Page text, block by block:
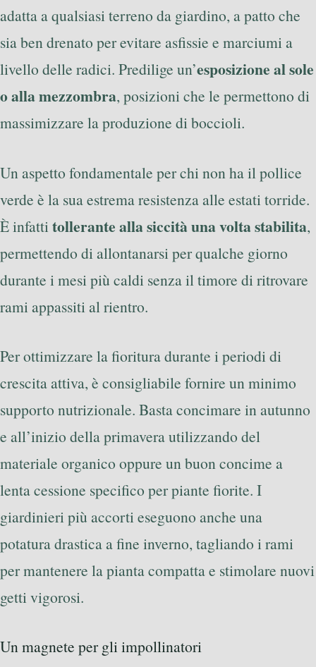
adatta a qualsiasi terreno da giardino, a patto che
sia ben drenato per evitare asfissie e marciumi a
livello delle radici. Predilige un’esposizione al sole
o alla mezzombra, posizioni che le permettono di
massimizzare la produzione di boccioli.
Un aspetto fondamentale per chi non ha il pollice
verde è la sua estrema resistenza alle estati torride.
È infatti tollerante alla siccità una volta stabilita,
permettendo di allontanarsi per qualche giorno
durante i mesi più caldi senza il timore di ritrovare
rami appassiti al rientro.
Per ottimizzare la fioritura durante i periodi di
crescita attiva, è consigliabile fornire un minimo
supporto nutrizionale. Basta concimare in autunno
e all’inizio della primavera utilizzando del
materiale organico oppure un buon concime a
lenta cessione specifico per piante fiorite. I
giardinieri più accorti eseguono anche una
potatura drastica a fine inverno, tagliando i rami
per mantenere la pianta compatta e stimolare nuovi
getti vigorosi.
Un magnete per gli impollinatori